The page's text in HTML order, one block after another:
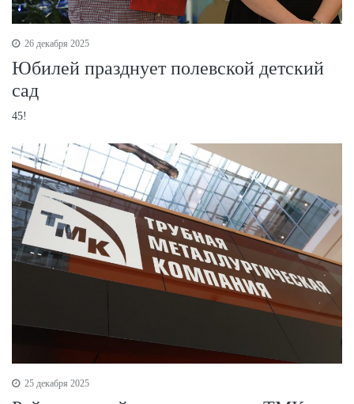
26 декабря 2025
Юбилей празднует полевской детский
сад
45!
25 декабря 2025